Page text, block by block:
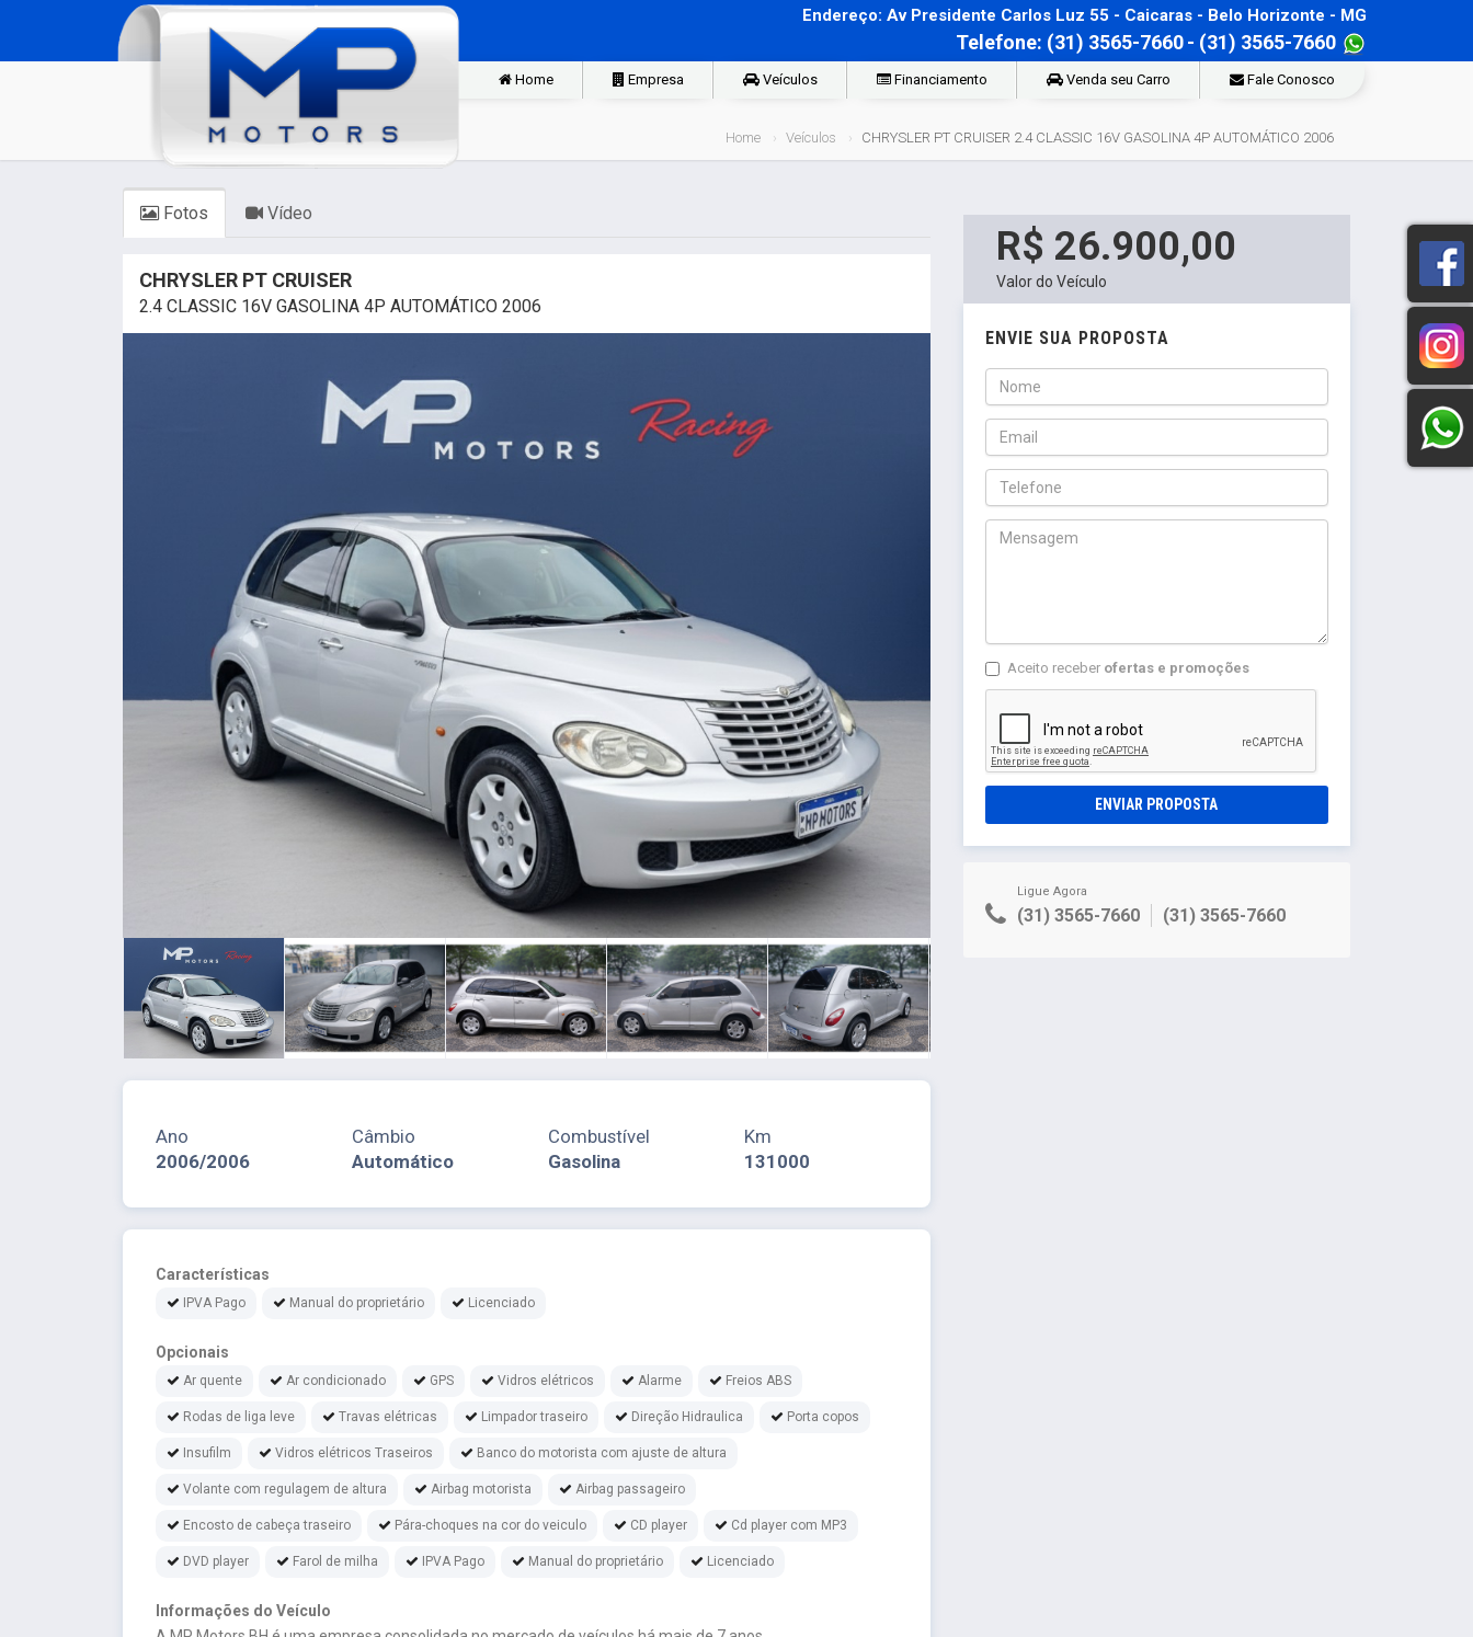
Endereço: Av Presidente Carlos Luz 55 - Caicaras - Belo Horizonte - MG
Telefone: (31) 3565-7660- (31) 3565-7660
Home Empresa Veículos Financiamento Venda seu Carro Fale Conosco
Home Veículos CHRYSLER PT CRUISER 2.4 CLASSIC 16V GASOLINA 4P AUTOMÁTICO 2006
Fotos Vídeo
CHRYSLER PT CRUISER
2.4 CLASSIC 16V GASOLINA 4P AUTOMÁTICO 2006
Ano
2006/2006
Câmbio
Automático
Combustível
Gasolina
Km
131000
Características
IPVA Pago Manual do proprietário Licenciado
Opcionais
Ar quente Ar condicionado GPS Vidros elétricos Alarme Freios ABS
Rodas de liga leve Travas elétricas Limpador traseiro Direção Hidraulica Porta copos
Insufilm Vidros elétricos Traseiros Banco do motorista com ajuste de altura
Volante com regulagem de altura Airbag motorista Airbag passageiro
Encosto de cabeça traseiro Pára-choques na cor do veiculo CD player Cd player com MP3
DVD player Farol de milha IPVA Pago Manual do proprietário Licenciado
Informações do Veículo
R$ 26.900,00
Valor do Veículo
ENVIE SUA PROPOSTA
Aceito receber ofertas e promoções
ENVIAR PROPOSTA
Ligue Agora
(31) 3565-7660 (31) 3565-7660